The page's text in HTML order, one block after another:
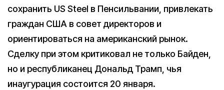
сохранить US Steel в Пенсильвании, привлекать
граждан США в совет директоров и
ориентироваться на американский рынок.
Сделку при этом критиковал не только Байден,
но и республиканец Дональд Трамп, чья
инаугурация состоится 20 января.